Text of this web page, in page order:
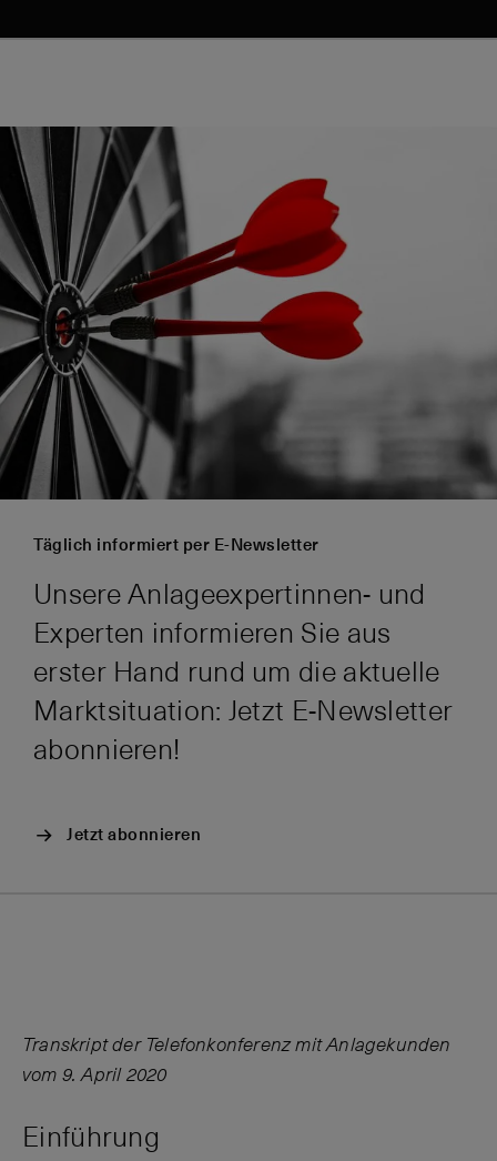
Täglich informiert per E-Newsletter
Unsere Anlageexpertinnen- und
Experten informieren Sie aus
erster Hand rund um die aktuelle
Marktsituation: Jetzt E-Newsletter
abonnieren!
Jetzt abonnieren
Transkript der Telefonkonferenz mit Anlagekunden
vom 9. April 2020
Einführung